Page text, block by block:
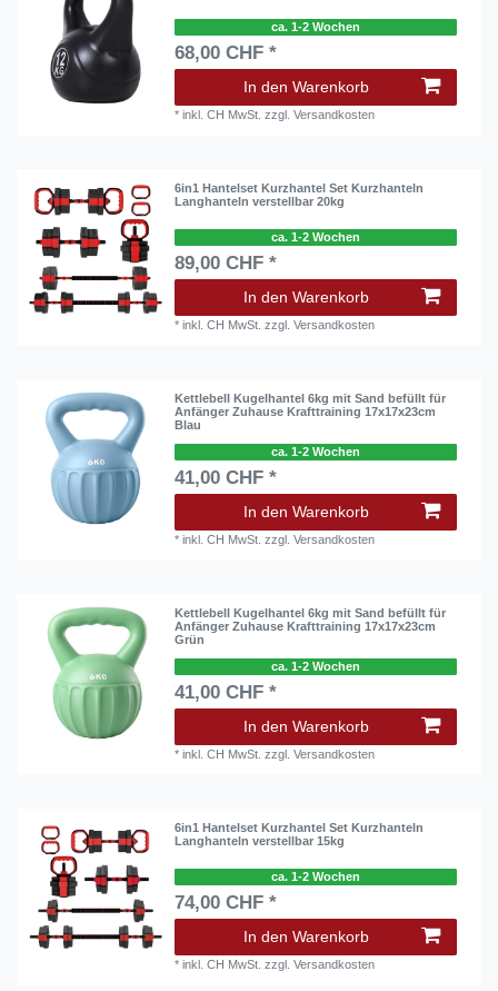
ca. 1-2 Wochen
68,00 CHF *
In den Warenkorb
*inkl. CH MwSt. zzgl.Versandkosten
6in1 Hantelset Kurzhantel Set Kurzhanteln
Langhanteln verstellbar 20kg
ca. 1-2 Wochen
89,00 CHF *
In den Warenkorb
*inkl. CH MwSt. zzgl.Versandkosten
Kettlebell Kugelhantel 6kg mit Sand befüllt für
Anfänger Zuhause Krafttraining 17x17x23cm
Blau
ca. 1-2 Wochen
41,00 CHF *
In den Warenkorb
*inkl. CH MwSt. zzgl.Versandkosten
Kettlebell Kugelhantel 6kg mit Sand befüllt für
Anfänger Zuhause Krafttraining 17x17x23cm
Grün
ca. 1-2 Wochen
41,00 CHF *
In den Warenkorb
*inkl. CH MwSt. zzgl.Versandkosten
6in1 Hantelset Kurzhantel Set Kurzhanteln
Langhanteln verstellbar 15kg
ca. 1-2 Wochen
74,00 CHF *
In den Warenkorb
*inkl. CH MwSt. zzgl.Versandkosten